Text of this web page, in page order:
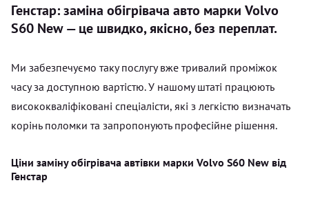
Генстар: заміна обігрівача авто марки Volvo
S60 New — це швидко, якісно, без переплат.
Ми забезпечуємо таку послугу вже тривалий проміжок
часу за доступною вартістю. У нашому штаті працюють
висококваліфіковані спеціалісти, які з легкістю визначать
корінь поломки та запропонують професійне рішення.
Ціни заміну обігрівача автівки марки Volvo S60 New від
Генстар